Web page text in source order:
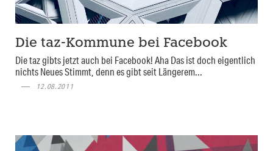
Die taz-Kommune bei Facebook
Die taz gibts jetzt auch bei Facebook! Aha Das ist doch eigentlich
nichts Neues Stimmt, denn es gibt seit Längerem...
12.08.2011